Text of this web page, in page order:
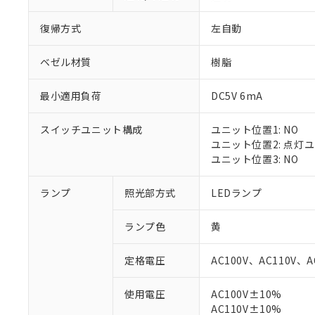
復帰方式 左自動
ベゼル材質 樹脂
最小適用負荷 DC5V 6mA
スイッチユニット構成
ユニット位置1: NO
ユニット位置2: 点灯
ユニット位置3: NO
ランプ 照光部方式 LEDランプ
ランプ色 黄
定格電圧 AC100V、AC110V、
使用電圧
AC100V±10%
AC110V±10%
ご利用条件
※1 対応状況
対応予定なし：
調査・確認中：
非該当品：ライセ
仕入先様の事情に
※1 中国